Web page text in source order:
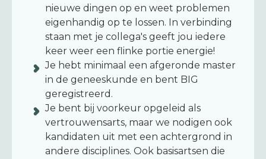
nieuwe dingen op en weet problemen
eigenhandig op te lossen. In verbinding
staan met je collega's geeft jou iedere
keer weer een flinke portie energie!
Je hebt minimaal een afgeronde master
in de geneeskunde en bent BIG
geregistreerd.
Je bent bij voorkeur opgeleid als
vertrouwensarts, maar we nodigen ook
kandidaten uit met een achtergrond in
andere disciplines. Ook basisartsen die